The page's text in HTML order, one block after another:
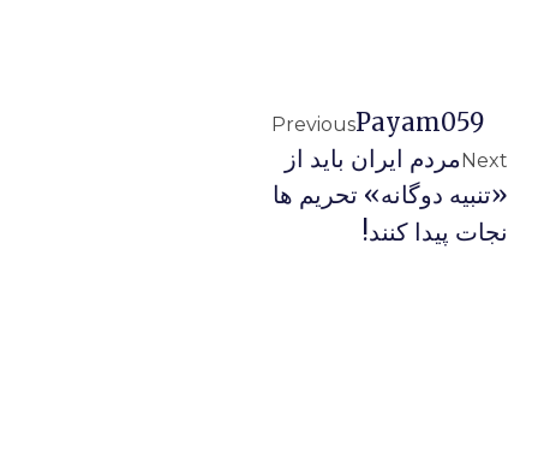
PreviousPayam059
Next مردم ایران باید از
«تنبیه دوگانه» تحریم ها
نجات پیدا کنند!